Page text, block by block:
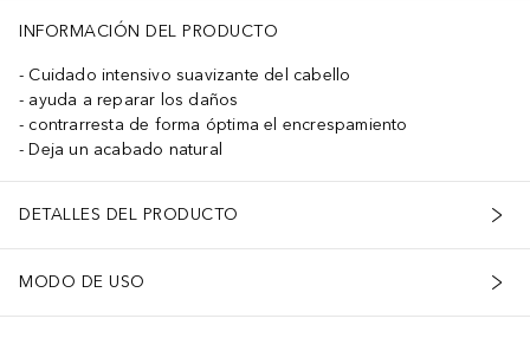
INFORMACIÓN DEL PRODUCTO
Cuidado intensivo suavizante del cabello
ayuda a reparar los daños
contrarresta de forma óptima el encrespamiento
Deja un acabado natural
DETALLES DEL PRODUCTO
MODO DE USO